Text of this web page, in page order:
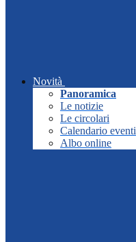
Novità
Panoramica
Le notizie
Le circolari
Calendario eventi
Albo online